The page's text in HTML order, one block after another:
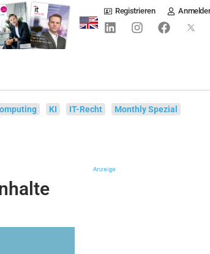
Registrieren
KI IT-Recht Monthly Spezial
Anzeige